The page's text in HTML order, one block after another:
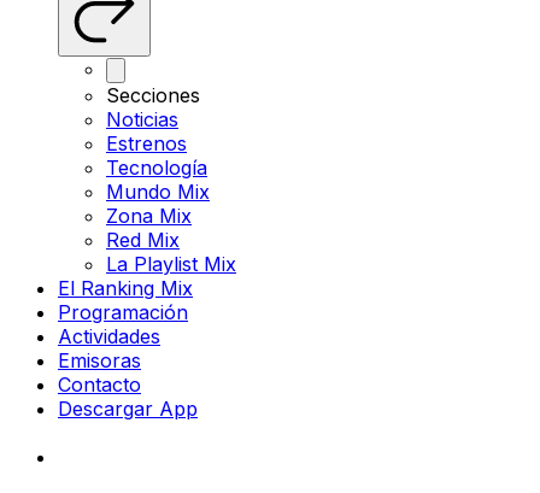
Secciones
Noticias
Estrenos
Tecnología
Mundo Mix
Zona Mix
Red Mix
La Playlist Mix
El Ranking Mix
Programación
Actividades
Emisoras
Contacto
Descargar App